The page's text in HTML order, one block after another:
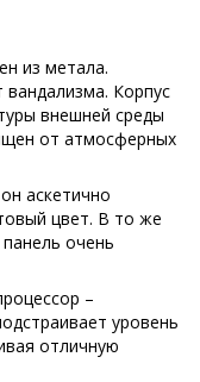
из метала.
Корпус
внешней среды
от атмосферных
аскетично
цвет. В то же
очень
–
уровень
отличную